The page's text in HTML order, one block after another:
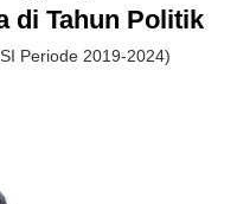
di Tahun Politik
Periode 2019-2024)